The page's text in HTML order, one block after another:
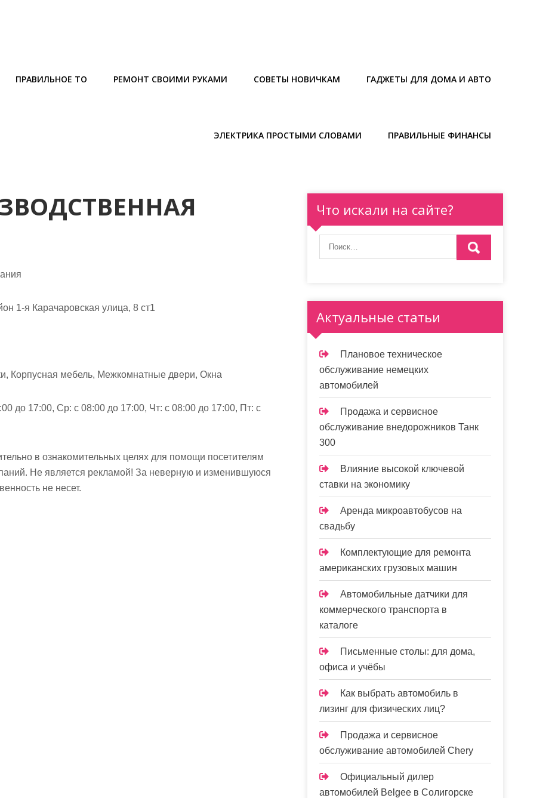
ПРАВИЛЬНОЕ ТО РЕМОНТ СВОИМИ РУКАМИ СОВЕТЫ НОВИЧКАМ ГАДЖЕТЫ ДЛЯ ДОМА И АВТО
ЭЛЕКТРИКА ПРОСТЫМИ СЛОВАМИ ПРАВИЛЬНЫЕ ФИНАНСЫ
1-я Карачаровская улица, 8 ст1
Корпусная мебель, Межкомнатные двери, Окна
до 17:00, Ср: с 08:00 до 17:00, Чт: с 08:00 до 17:00, Пт: с
в ознакомительных целях для помощи посетителям
Не является рекламой! За неверную и изменившуюся
не несет.
Что искали на сайте?
Актуальные статьи
Плановое техническое
обслуживание немецких
автомобилей
Продажа и сервисное
обслуживание внедорожников Танк
300
Влияние высокой ключевой
ставки на экономику
Аренда микроавтобусов на
свадьбу
Комплектующие для ремонта
американских грузовых машин
Автомобильные датчики для
коммерческого транспорта в
каталоге
Письменные столы: для дома,
офиса и учёбы
Как выбрать автомобиль в
лизинг для физических лиц?
Продажа и сервисное
обслуживание автомобилей Chery
Официальный дилер
автомобилей Belgee в Солигорске